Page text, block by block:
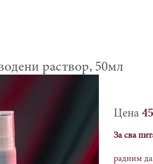
раствор, 50мл
За сва
радним